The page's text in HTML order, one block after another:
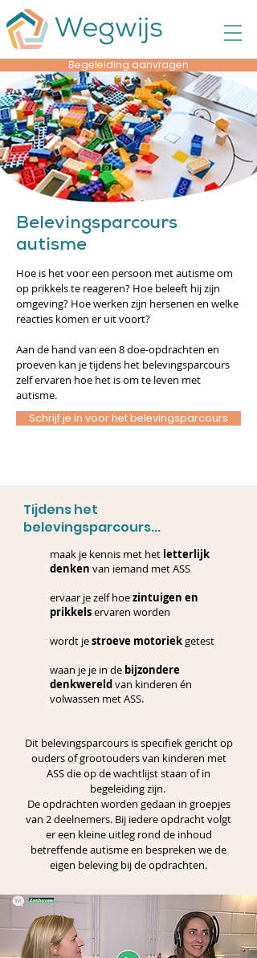
Begeleiding aanvragen
Belevingsparcours
autisme
Hoe is het voor een persoon met autisme om
op prikkels te reageren? Hoe beleeft hij zijn
omgeving? Hoe werken zijn hersenen en welke
reacties komen er uit voort?
Aan de hand van een 8 doe-opdrachten en
proeven kan je tijdens het belevingsparcours
zelf ervaren hoe het is om te leven met
autisme.
Schrijf je in voor het belevingsparcours
Tijdens het
belevingsparcours...
maak je kennis met het letterlijk
denken van iemand met ASS
ervaar je zelf hoezintuigen en
prikkelservaren worden
wordt jestroeve motoriekgetest
waan je je in de bijzondere
denkwereldvan kinderen én
volwassen met ASS.
Dit belevingsparcours is specifiek gericht op
ouders of grootouders van kinderen met
ASS die op de wachtlijst staan of in
begeleiding zijn.
​De opdrachten worden gedaan in groepjes
van 2 deelnemers. Bij iedere opdracht volgt
er een kleine uitleg rond de inhoud
betreffende autisme en bespreken we de
eigen beleving bij de opdrachten.